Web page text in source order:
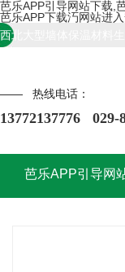
芭乐APP引导网站下载,
芭乐APP下载汅网站进
西北大型墙体保温材料生
—— 热线电话：
13772137776 029-
芭乐APP引导网
产品中心